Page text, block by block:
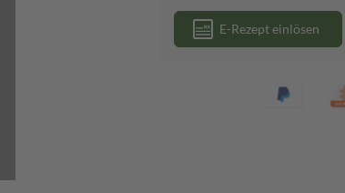
E-Rezept einlösen